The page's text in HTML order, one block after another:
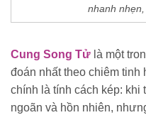
nhanh
Cung Song Tử là một
đoán nhất theo chiêm
chính là tính cách kép: khi
ngoãn và hồn nhiên,